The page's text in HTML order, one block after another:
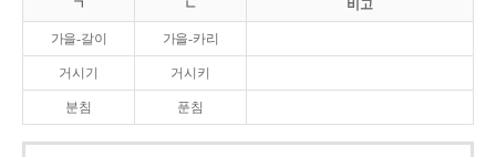
ㄱ ㄴ 비고
가을-갈이 가을-카리
거시기 거시키
분침 푼침